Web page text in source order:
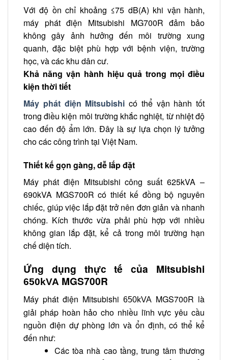
Với độ ồn chỉ khoảng ≤75 dB(A) khi vận hành,
máy phát điện Mitsubishi MG700R đảm bảo
không gây ảnh hưởng đến môi trường xung
quanh, đặc biệt phù hợp với bệnh viện, trường
học, và các khu dân cư.
Khả năng vận hành hiệu quả trong mọi điều
kiện thời tiết
Máy phát điện Mitsubishi có thể vận hành tốt
trong điều kiện môi trường khắc nghiệt, từ nhiệt độ
cao đến độ ẩm lớn. Đây là sự lựa chọn lý tưởng
cho các công trình tại Việt Nam.
Thiết kế gọn gàng, dễ lắp đặt
Máy phát điện Mitsubishi công suất 625kVA –
690kVA MGS700R có thiết kế đồng bộ nguyên
chiếc, giúp việc lắp đặt trở nên đơn giản và nhanh
chóng. Kích thước vừa phải phù hợp với nhiều
không gian lắp đặt, kể cả trong môi trường hạn
chế diện tích.
Ứng dụng thực tế của Mitsubishi
650kVA MGS700R
Máy phát điện Mitsubishi 650kVA MGS700R là
giải pháp hoàn hảo cho nhiều lĩnh vực yêu cầu
nguồn điện dự phòng lớn và ổn định, có thể kể
đến như:
Các tòa nhà cao tầng, trung tâm thương